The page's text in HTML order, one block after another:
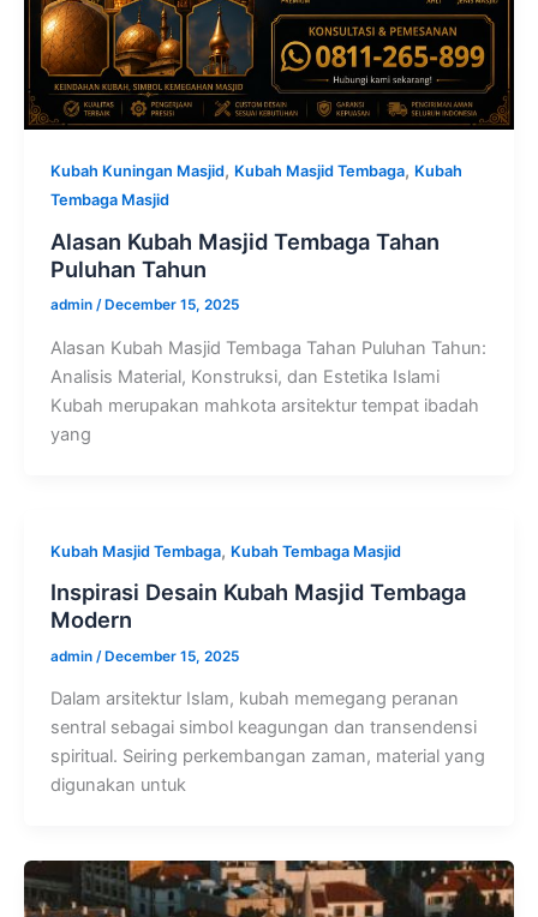
Kubah Kuningan Masjid, Kubah Masjid Tembaga, Kubah
Tembaga Masjid
Alasan Kubah Masjid Tembaga Tahan
Puluhan Tahun
admin / December 15, 2025
Alasan Kubah Masjid Tembaga Tahan Puluhan Tahun:
Analisis Material, Konstruksi, dan Estetika Islami
Kubah merupakan mahkota arsitektur tempat ibadah
yang
Kubah Masjid Tembaga, Kubah Tembaga Masjid
Inspirasi Desain Kubah Masjid Tembaga
Modern
admin / December 15, 2025
Dalam arsitektur Islam, kubah memegang peranan
sentral sebagai simbol keagungan dan transendensi
spiritual. Seiring perkembangan zaman, material yang
digunakan untuk